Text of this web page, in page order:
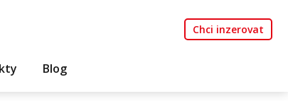
Chci inzerovat
Blog